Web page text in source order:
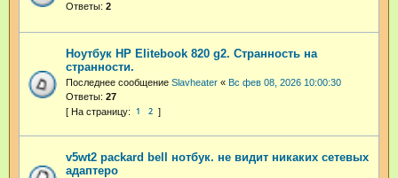
Ответы: 2
Ноутбук HP Elitebook 820 g2. Странность на
странности.
Последнее сообщение Slavheater « Вс фев 08, 2026 10:00:30
Ответы: 27
1 2
v5wt2 packard bell нотбук. не видит никаких сетевых
адаптеро